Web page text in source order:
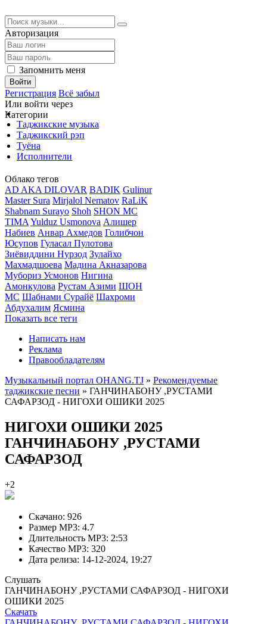
Авторизация
Запомнить меня
Войти
Регистрация Всё забыл
Или войти через
Категории
Таджикские музыка
Таджикский рэп
Туёна
Исполнители
Облако тегов
AD AKA DILOVAR BADIK Gulinur
Master Sura Mirjalol Nematov RaLiK
Shabnam Surayo Shoh SHON MC
TIMA Yulduz Usmonova Алишер
Набиев Анвар Ахмедов Голибчон
Юсупов Гуласал Пулотова
Зиёвиддини Нурзод Зулайхо
Махмадшоева Мадина Акназарова
Мубориз Усмонов Нигина
Амонкулова Рустам Азими ШОН
МС Шабнами Сурайё Шахроми
Абдухалим Ясмина
Показать все теги
Написать нам
Реклама
Правообладателям
Музыкальный портал OHANG.TJ » Рекомендуемые
таджикские песни » ГАНЧИНАБОНУ ,РУСТАМИ
САФАРЗОД - НИГОХИ ОШИКИ 2025
НИГОХИ ОШИКИ 2025
ГАНЧИНАБОНУ ,РУСТАМИ
САФАРЗОД
+2
Скачано: 926
Размер MP3: 4.7
Длительность MP3: 2:53
Качество MP3: 320
Дата релиза: 14-12-2024, 19:27
Слушать
ГАНЧИНАБОНУ ,РУСТАМИ САФАРЗОД - НИГОХИ
ОШИКИ 2025
Скачать